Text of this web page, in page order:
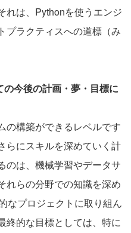
れは、Pythonを使うエンジ
プラクティスへの道標（み
今後の計画・夢・目標に
の構築ができるレベルです
らにスキルを深めていく計
のは、機械学習やデータサ
れらの分野での知識を深め
なプロジェクトに取り組ん
終的な目標としては、特に